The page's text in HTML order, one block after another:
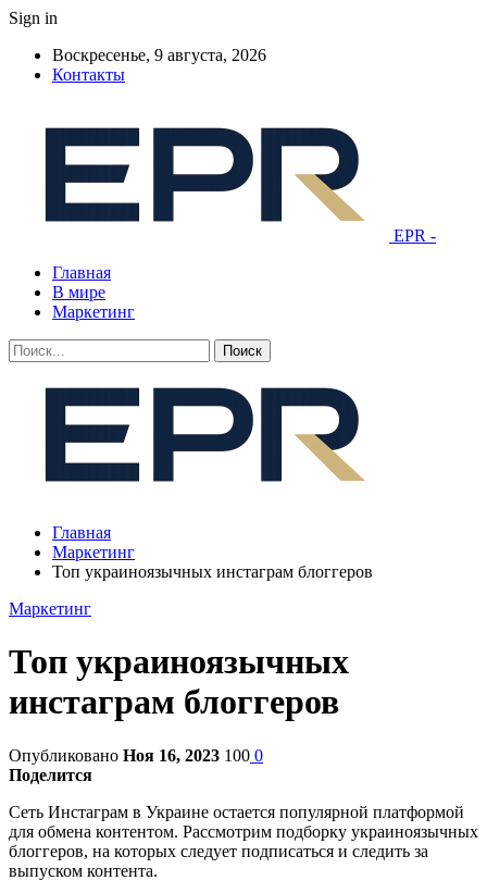
Sign in
Воскресенье, 9 августа, 2026
Контакты
EPR -
Главная
В мире
Маркетинг
Главная
Маркетинг
Топ украиноязычных инстаграм блоггеров
Маркетинг
Топ украиноязычных
инстаграм блоггеров
Опубликовано Ноя 16, 2023 100 0
Поделится
Сеть Инстаграм в Украине остается популярной платформой
для обмена контентом. Рассмотрим подборку украиноязычных
блоггеров, на которых следует подписаться и следить за
выпуском контента.